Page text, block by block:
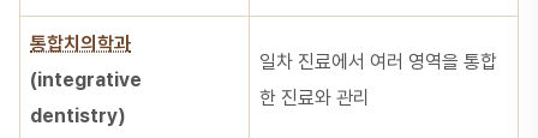
통합치의학과
(integrative
dentistry)
일차 진료에서 여러 영역을 통합
한 진료와 관리